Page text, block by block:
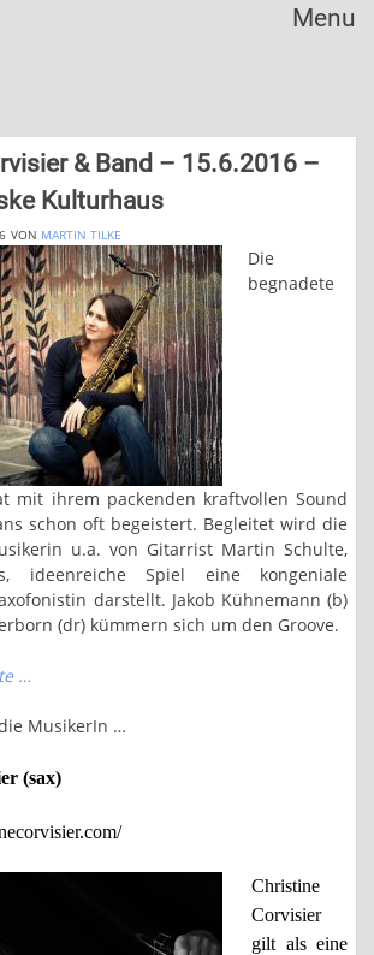
Menu
& Band – 15.6.2016 –
Kulturhaus
VON MARTIN TILKE
Die
begnadete
mit ihrem packenden kraftvollen Sound
schon oft begeistert. Begleitet wird die
u.a. von Gitarrist Martin Schulte,
ideenreiche Spiel eine kongeniale
darstellt. Jakob Kühnemann (b)
(dr) kümmern sich um den Groove.
…
MusikerIn …
(sax)
Christine
Corvisier
gilt als eine